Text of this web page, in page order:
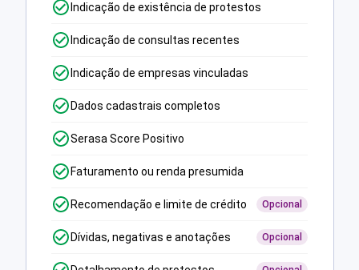
Indicação de existência de protestos
Indicação de consultas recentes
Indicação de empresas vinculadas
Dados cadastrais completos
Serasa Score Positivo
Faturamento ou renda presumida
Recomendação e limite de crédito Opcional
Dívidas, negativas e anotações Opcional